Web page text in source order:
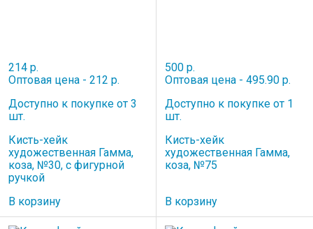
214 р.
Оптовая цена - 212 р.
Доступно к покупке от 3
шт.
Кисть-хейк
художественная Гамма,
коза, №30, с фигурной
ручкой
В корзину
500 р.
Оптовая цена - 495.90 р.
Доступно к покупке от 1
шт.
Кисть-хейк
художественная Гамма,
коза, №75
В корзину